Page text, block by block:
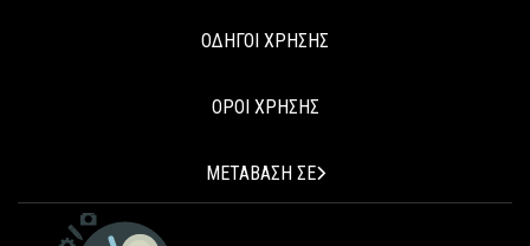
ΟΔΗΓΟΙ ΧΡΗΣΗΣ
ΟΡΟΙ ΧΡΗΣΗΣ
ΜΕΤΑΒΑΣΗ ΣΕ